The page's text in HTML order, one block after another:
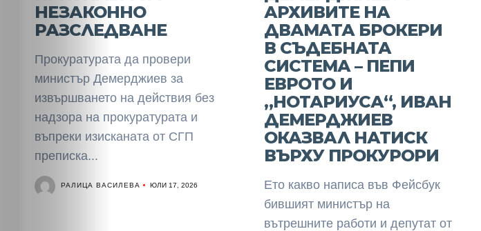
НЕЗАКОННО
РАЗСЛЕДВАНЕ
Прокуратурата да провери
министър Демерджиев за
извършването на действия без
надзора на прокуратурата и
въпреки изисканата от СГП
преписка...
РАЛИЦА ВАСИЛЕВА ЮЛИ 17, 2026
АРХИВИТЕ НА
ДВАМАТА БРОКЕРИ
В СЪДЕБНАТА
СИСТЕМА – ПЕПИ
ЕВРОТО И
„НОТАРИУСА“, ИВАН
ДЕМЕРДЖИЕВ
ОКАЗВАЛ НАТИСК
ВЪРХУ ПРОКУРОРИ
Ето какво написа във Фейсбук
бившият министър на
вътрешните работи и депутат от